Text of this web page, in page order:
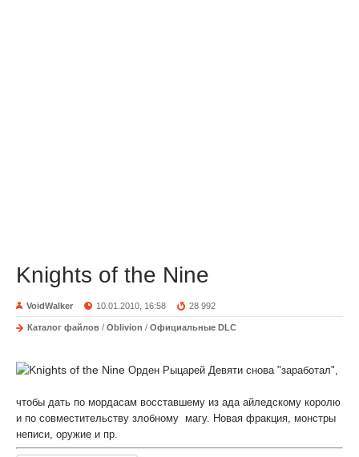
Knights of the Nine
VoidWalker 10.01.2010, 16:58 28 992
Каталог файлов / Oblivion / Официальные DLC
Орден Рыцарей Девяти снова "заработал",
чтобы дать по мордасам восставшему из ада айледскому королю
и по совместительству злобному магу. Новая фракция, монстры
неписи, оружие и пр.